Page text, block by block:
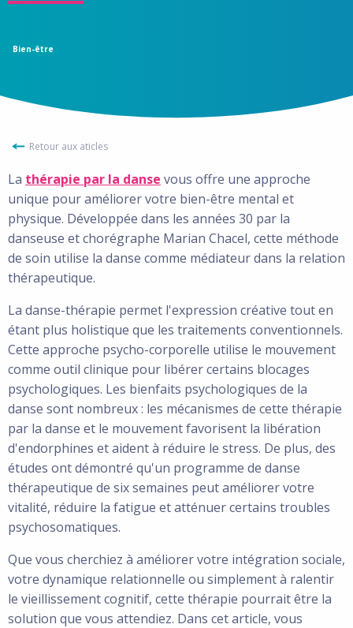
Bien-être
Retour aux aticles
La thérapie par la danse vous offre une approche
unique pour améliorer votre bien-être mental et
physique. Développée dans les années 30 par la
danseuse et chorégraphe Marian Chacel, cette méthode
de soin utilise la danse comme médiateur dans la relation
thérapeutique.
La danse-thérapie permet l'expression créative tout en
étant plus holistique que les traitements conventionnels.
Cette approche psycho-corporelle utilise le mouvement
comme outil clinique pour libérer certains blocages
psychologiques. Les bienfaits psychologiques de la
danse sont nombreux : les mécanismes de cette thérapie
par la danse et le mouvement favorisent la libération
d'endorphines et aident à réduire le stress. De plus, des
études ont démontré qu'un programme de danse
thérapeutique de six semaines peut améliorer votre
vitalité, réduire la fatigue et atténuer certains troubles
psychosomatiques.
Que vous cherchiez à améliorer votre intégration sociale,
votre dynamique relationnelle ou simplement à ralentir
le vieillissement cognitif, cette thérapie pourrait être la
solution que vous attendiez. Dans cet article, vous